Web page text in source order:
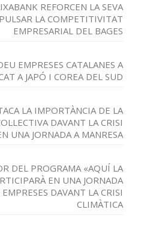
REFORCEN LA SEVA
LA COMPETITIVITAT
EMPRESARIAL DEL BAGES
EMPRESES CATALANES A
A JAPÓ I COREA DEL SUD
LA IMPORTÀNCIA DE LA
DAVANT LA CRISI
UNA JORNADA A MANRESA
DEL PROGRAMA «AQUÍ LA
EN UNA JORNADA
DAVANT LA CRISI
CLIMÀTICA